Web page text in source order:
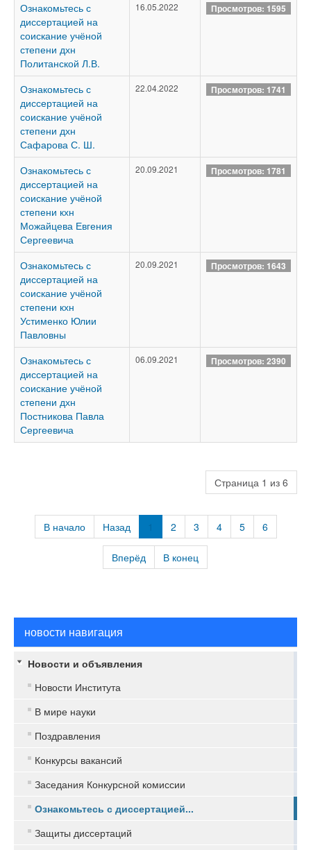
Ознакомьтесь с
диссертацией на
соискание учёной
степени дхн
Политанской Л.В.
16.05.2022 Просмотров: 1595
Ознакомьтесь с
диссертацией на
соискание учёной
степени дхн
Сафарова С. Ш.
22.04.2022 Просмотров: 1741
Ознакомьтесь с
диссертацией на
соискание учёной
степени кхн
Можайцева Евгения
Сергеевича
20.09.2021 Просмотров: 1781
Ознакомьтесь с
диссертацией на
соискание учёной
степени кхн
Устименко Юлии
Павловны
20.09.2021 Просмотров: 1643
Ознакомьтесь с
диссертацией на
соискание учёной
степени дхн
Постникова Павла
Сергеевича
06.09.2021 Просмотров: 2390
Страница 1 из 6
В начало Назад 2 3 4 5 6
Вперёд В конец
новости навигация
Новости и объявления
Новости Института
В мире науки
Поздравления
Конкурсы вакансий
Заседания Конкурсной комиссии
Ознакомьтесь с диссертацией...
Защиты диссертаций